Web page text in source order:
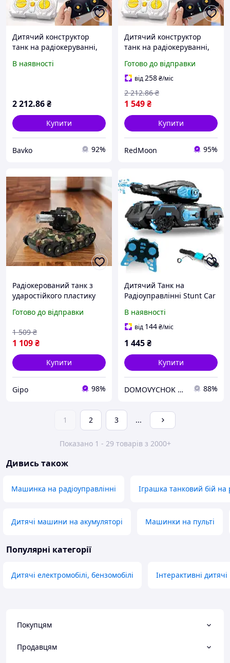
Дитячий конструктор
танк на радіокеруванні,
Танк на пульті управління
В наявності
2 212.86₴
Купити
Bavko 92%
Дитячий конструктор
танк на радіокеруванні,
пульті управління /
Радіокерований танк /
Дитячий танк
Готово до відправки
від258₴/міс
1 549₴
2 212.86 ₴
Купити
RedMoon 95%
Радіокерований танк з
ударостійкого пластику
іграшка на пульті
Готово до відправки
1 109₴
1 509 ₴
Купити
Gipo 98%
Дитячий Танк на
Радіоуправлінні Stunt Car
Управління Жестами та
Пультом + Світло Музика
В наявності
від 144₴/міс
1 445₴
Купити
DOMOVYCHOK SHOP 88%
1 2 3 ...
Показано 1 - 29 товарів з 2000+
Дивись також
Машинка на радіоуправлінні Іграшка танковий бій на
Дитячі машини на акумуляторі Машинки на пульті
Популярні категорії
Дитячі електромобілі, бензомобілі Інтерактивні
Покупцям
Продавцям